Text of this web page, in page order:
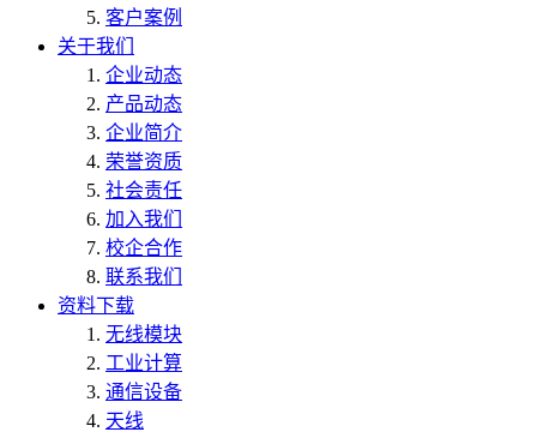
客户案例
关于我们
企业动态
产品动态
企业简介
荣誉资质
社会责任
加入我们
校企合作
联系我们
资料下载
无线模块
工业计算
通信设备
天线